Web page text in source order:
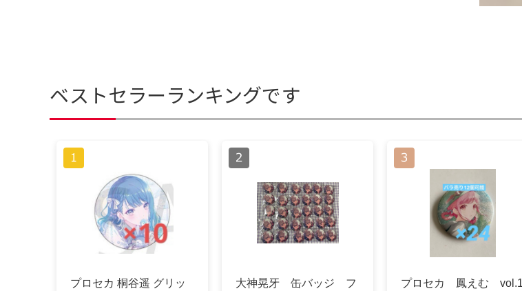
ベストセラーランキングです
プロセカ 桐谷遥 グリッ
大神晃牙 缶バッジ フ
プロセカ 鳳えむ vol.1